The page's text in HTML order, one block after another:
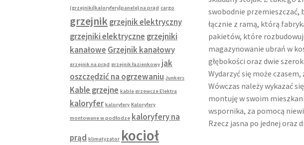
swobodnie przemieszczać,
łącznie z ramą, którą
pakietów, które
magazynowanie ubrań w
głębokości oraz dwie
Wydarzyć się może
Wówczas należy wykazać
montuję w swoim
wspornika, za pomocą
Rzecz jasna po jednej oraz
(grzejniki|kaloryfery|panele} na prąd cargo
grzejnikgrzejnik elektryczny
grzejniki elektryczne grzejniki
kanałowe Grzejnik kanałowy
grzejnik na prąd grzejnik łazienkowy jak
oszczędzić na ogrzewaniu Junkers
Kable grzejne kable grzewcze Elektra
kaloryfer kaloryfery Kaloryfery
montowane w podłodze kaloryfery na
prąd klimatyzator kocioł